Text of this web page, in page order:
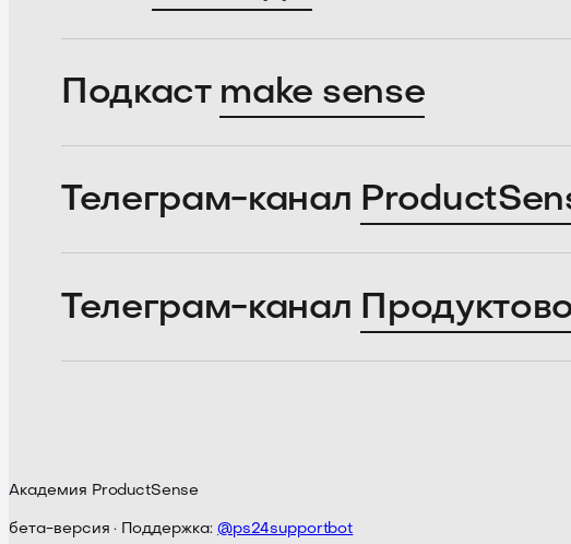
Подкаст make sense
Телеграм-канал
Телеграм-канал
Академия ProductSense
бета-версия · Поддержка: @ps24supportbot